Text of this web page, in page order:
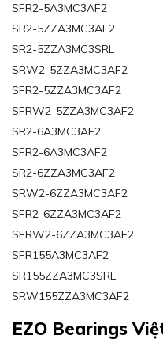
SFR2-5A3MC3AF2
SR2-5ZZA3MC3AF2
SR2-5ZZA3MC3SRL
SRW2-5ZZA3MC3AF2
SFR2-5ZZA3MC3AF2
SFRW2-5ZZA3MC3AF2
SR2-6A3MC3AF2
SFR2-6A3MC3AF2
SR2-6ZZA3MC3AF2
SRW2-6ZZA3MC3AF2
SFR2-6ZZA3MC3AF2
SFRW2-6ZZA3MC3AF2
SFR155A3MC3AF2
SR155ZZA3MC3SRL
SRW155ZZA3MC3AF2
EZO Bearings